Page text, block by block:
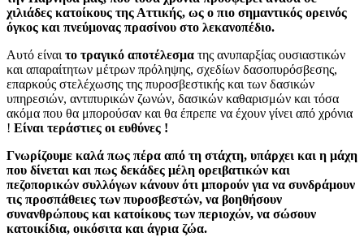
χιλιάδες κατοίκους της Αττικής, ως ο πιο σημαντικός ορεινός
όγκος και πνεύμονας πρασίνου στο λεκανοπέδιο.
Αυτό είναιτο τραγικό αποτέλεσμα της ανυπαρξίας ουσιαστικών
και απαραίτητων μέτρων πρόληψης, σχεδίων δασοπυρόσβεσης,
επαρκούς στελέχωσης της πυροσβεστικής και των δασικών
υπηρεσιών, αντιπυρικών ζωνών, δασικών καθαρισμών και τόσα
ακόμα που θα μπορούσαν και θα έπρεπε να έχουν γίνει από χρόνια
! Είναι τεράστιες οι ευθύνες !
Γνωρίζουμε καλά πως πέρα από τη στάχτη, υπάρχει και η μάχη
που δίνεται και πως δεκάδες μέλη ορειβατικών και
πεζοπορικών συλλόγων κάνουν ότι μπορούν για να συνδράμουν
τις προσπάθειες των πυροσβεστών, να βοηθήσουν
συνανθρώπους και κατοίκους των περιοχών, να σώσουν
κατοικίδια, οικόσιτα και άγρια ζώα.